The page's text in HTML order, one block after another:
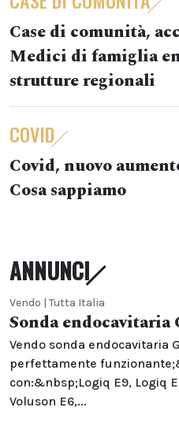
Case di comunità,
Medici di famiglia
strutture regionali
COVID
Covid, nuovo
Cosa sappiamo
ANNUNCI
Vendo | Tutta Italia
Sonda endocavitaria
Vendo sonda endocavitaria
perfettamente
con:&nbsp;Logiq E9, Logiq
Voluson E6,...